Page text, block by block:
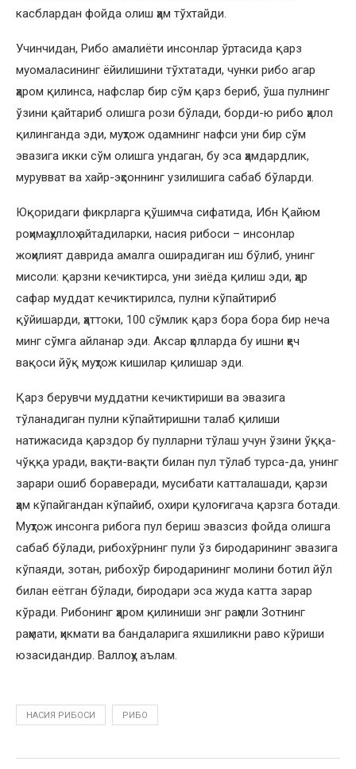
касблардан фойда олиш ҳам тўхтайди.
Учинчидан, Рибо амалиёти инсонлар ўртасида қарз
муомаласининг ёйилишини тўхтатади, чунки рибо агар
ҳаром қилинса, нафслар бир сўм қарз бериб, ўша пулнинг
ўзини қайтариб олишга рози бўлади, борди-ю рибо ҳалол
қилинганда эди, муҳтож одамнинг нафси уни бир сўм
эвазига икки сўм олишга ундаган, бу эса ҳамдардлик,
мурувват ва хайр-эҳсоннинг узилишига сабаб бўларди.
Юқоридаги фикрларга қўшимча сифатида, Ибн Қайюм
роҳимаҳуллоҳ айтадиларки, насия рибоси – инсонлар
жоҳилият даврида амалга оширадиган иш бўлиб, унинг
мисоли: қарзни кечиктирса, уни зиёда қилиш эди, ҳар
сафар муддат кечиктирилса, пулни кўпайтириб
қўйишарди, ҳаттоки, 100 сўмлик қарз бора бора бир неча
минг сўмга айланар эди. Аксар ҳолларда бу ишни ҳеч
вақоси йўқ муҳтож кишилар қилишар эди.
Қарз берувчи муддатни кечиктириши ва эвазига
тўланадиган пулни кўпайтиришни талаб қилиши
натижасида қарздор бу пулларни тўлаш учун ўзини ўққа-
чўққа уради, вақти-вақти билан пул тўлаб турса-да, унинг
зарари ошиб бораверади, мусибати катталашади, қарзи
ҳам кўпайгандан кўпайиб, охири қулоғигача қарзга ботади.
Муҳтож инсонга рибога пул бериш эвазсиз фойда олишга
сабаб бўлади, рибохўрнинг пули ўз биродарининг эвазига
кўпаяди, зотан, рибохўр биродарининг молини ботил йўл
билан еётган бўлади, биродари эса жуда катта зарар
кўради. Рибонинг ҳаром қилиниши энг раҳмли Зотнинг
раҳмати, ҳикмати ва бандаларига яхшиликни раво кўриши
юзасидандир. Валлоҳу аълам.
НАСИЯ РИБОСИ РИБО